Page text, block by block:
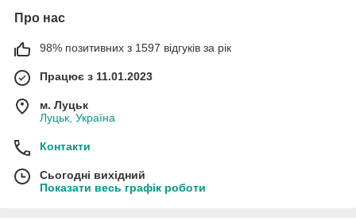
Про нас
98% позитивних з 1597 відгуків за рік
Працює з 11.01.2023
м. Луцьк
Луцьк, Україна
Контакти
Сьогодні вихідний
Показати весь графік роботи